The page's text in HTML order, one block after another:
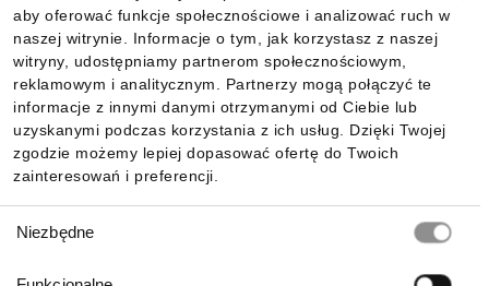
aby oferować funkcje społecznościowe i analizować ruch w
naszej witrynie. Informacje o tym, jak korzystasz z naszej
witryny, udostępniamy partnerom społecznościowym,
reklamowym i analitycznym. Partnerzy mogą połączyć te
informacje z innymi danymi otrzymanymi od Ciebie lub
uzyskanymi podczas korzystania z ich usług. Dzięki Twojej
zgodzie możemy lepiej dopasować ofertę do Twoich
zainteresowań i preferencji.
zgody
Niezbędne
Informacje
Pobierz naszą aplikację mobilną: